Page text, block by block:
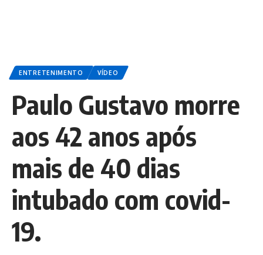
ENTRETENIMENTO VÍDEO
Paulo Gustavo morre
aos 42 anos após
mais de 40 dias
intubado com covid-
19.